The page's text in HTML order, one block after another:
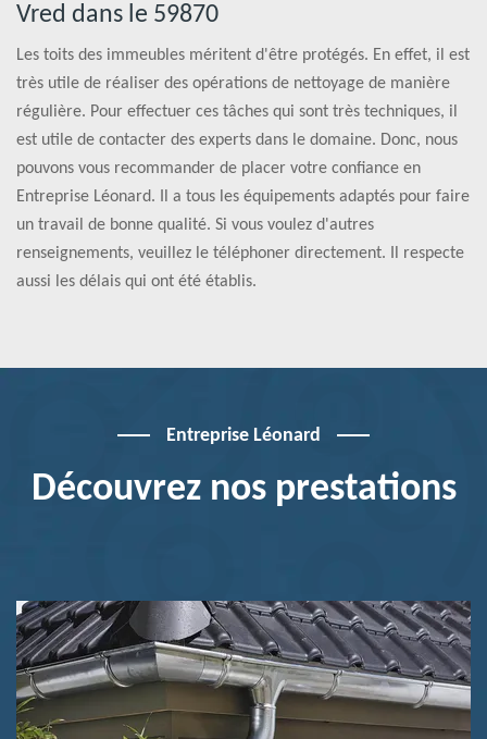
Vred dans le 59870
Les toits des immeubles méritent d'être protégés. En effet, il est
très utile de réaliser des opérations de nettoyage de manière
régulière. Pour effectuer ces tâches qui sont très techniques, il
est utile de contacter des experts dans le domaine. Donc, nous
pouvons vous recommander de placer votre confiance en
Entreprise Léonard. Il a tous les équipements adaptés pour faire
un travail de bonne qualité. Si vous voulez d'autres
renseignements, veuillez le téléphoner directement. Il respecte
aussi les délais qui ont été établis.
Entreprise Léonard
Découvrez nos prestations